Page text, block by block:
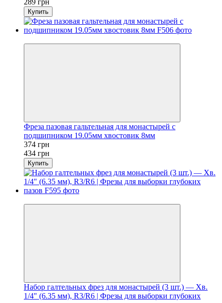
Купить
Фреза пазовая гальтельная для монастырей с
подшипником 19.05мм хвостовик 8мм
374 грн
434 грн
Купить
Набор галтельных фрез для монастырей (3 шт.) — Хв.
1/4" (6.35 мм), R3/R6 | Фрезы для выборки глубоких